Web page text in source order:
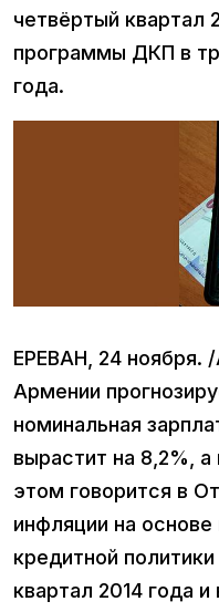
четвёртый квартал
программы ДКП в
года.
ЕРЕВАН, 24 ноября.
Армении
номинальная
вырастит на 8,2%,
этом говорится в
инфляции на
кредитной
квартал 2014 года